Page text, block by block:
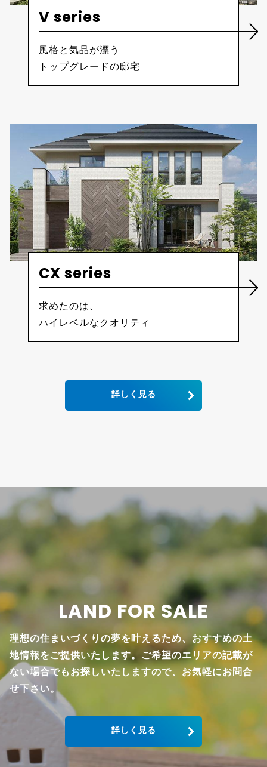
V series
風格と気品が漂う
トップグレードの邸宅
CX series
求めたのは、
ハイレベルなクオリティ
詳しく見る
LAND FOR SALE
理想の住まいづくりの夢を叶えるため、おすすめの土
地情報をご提供いたします。ご希望のエリアの記載が
ない場合でもお探しいたしますので、お気軽にお問合
せ下さい。
詳しく見る